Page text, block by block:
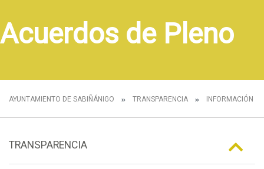
Acuerdos de Pleno
AYUNTAMIENTO DE SABIÑÁNIGO TRANSPARENCIA INFORMACIÓN
TRANSPARENCIA